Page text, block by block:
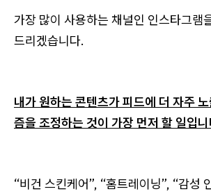
가장 많이 사용하는 채널인 인스타그램
드리겠습니다.
내가 원하는 콘텐츠가 피드에 더 자주
즘을 조정하는 것이 가장 먼저 할 일입
“비건 스킨케어”, “홈트레이닝”, “감성